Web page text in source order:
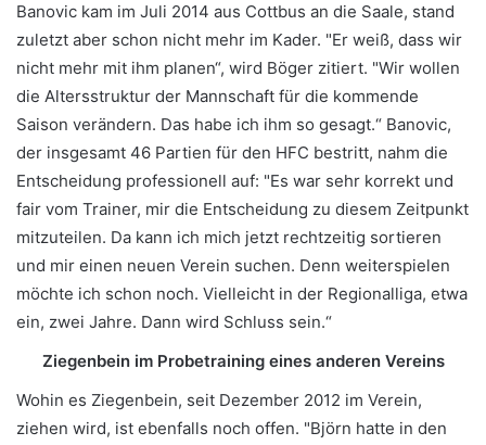
Banovic kam im Juli 2014 aus Cottbus an die Saale, stand
zuletzt aber schon nicht mehr im Kader. "Er weiß, dass wir
nicht mehr mit ihm planen“, wird Böger zitiert. "Wir wollen
die Altersstruktur der Mannschaft für die kommende
Saison verändern. Das habe ich ihm so gesagt.“ Banovic,
der insgesamt 46 Partien für den HFC bestritt, nahm die
Entscheidung professionell auf: "Es war sehr korrekt und
fair vom Trainer, mir die Entscheidung zu diesem Zeitpunkt
mitzuteilen. Da kann ich mich jetzt rechtzeitig sortieren
und mir einen neuen Verein suchen. Denn weiterspielen
möchte ich schon noch. Vielleicht in der Regionalliga, etwa
ein, zwei Jahre. Dann wird Schluss sein.“
Ziegenbein im Probetraining eines anderen Vereins
Wohin es Ziegenbein, seit Dezember 2012 im Verein,
ziehen wird, ist ebenfalls noch offen. "Björn hatte in den